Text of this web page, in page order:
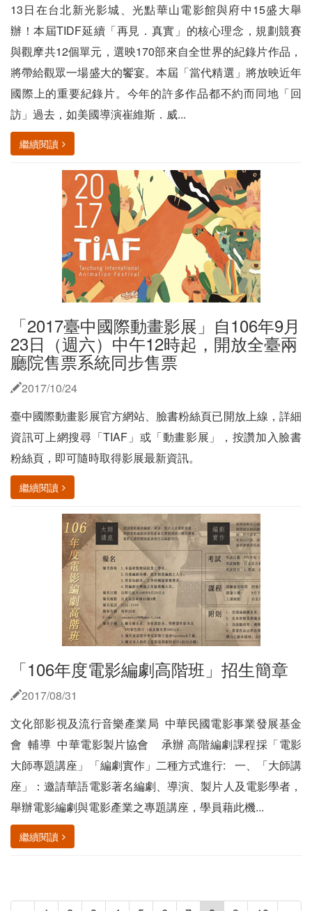
13日在台北新光影城、光點華山電影館與府中15盛大舉
辦！本屆TIDF延續「再見．真實」的核心理念，規劃競賽
與觀摩共12個單元，選映170部來自全世界的紀錄片作品，
將帶給觀眾一場盛大的饗宴。本屆「當代精選」將放映近年
國際上的重要紀錄片。今年的許多作品都不約而同地「回
訪」過去，如美國導演崔維斯．威...
繼續閱讀
「2017臺中國際動畫影展」自106年9月
23日（週六）中午12時起，開放全臺兩
廳院售票系統同步售票
2017/10/24
臺中國際動畫影展官方網站、臉書粉絲頁已開放上線，詳細
資訊可上網搜尋「TIAF」或「動畫影展」，按讚加入臉書
粉絲頁，即可隨時取得影展最新資訊。
繼續閱讀
「106年度電影編劇高階班」招生簡章
2017/08/31
文化部影視及流行音樂產業局 中華民國電影事業發展基金
會 輔導 中華電影製片協會 承辦 高階編劇課程採「電影
大師專題講座」「編劇實作」二種方式進行: 一、「大師講
座」：邀請華語電影著名編劇、導演、製片人及電影學者，
舉辦電影編劇與電影產業之專題講座，學員藉此機...
繼續閱讀